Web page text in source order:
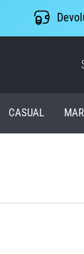
CASUAL